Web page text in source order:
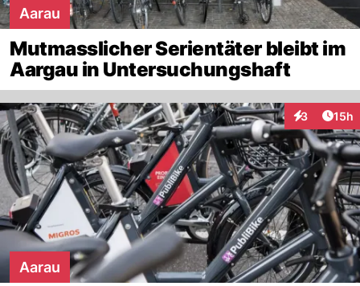
Aarau
Mutmasslicher Serientäter bleibt im
Aargau in Untersuchungshaft
3
Interaktionen
15h
Aarau